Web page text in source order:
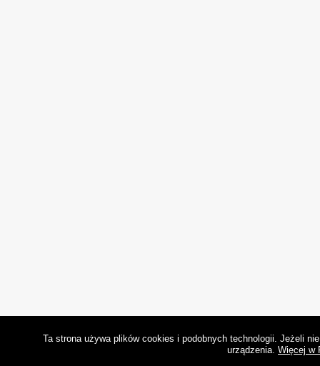
Ta strona używa plików cookies i podobnych technologii. Jeżeli
urządzenia. Więcej w